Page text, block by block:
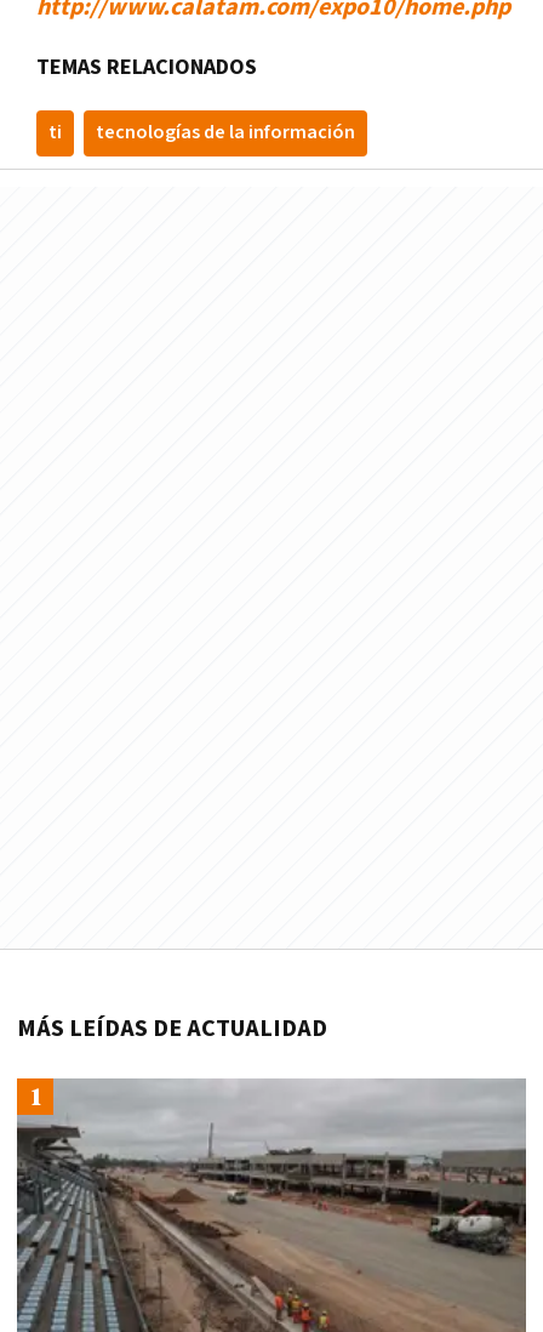
http://www.calatam.com/expo10/home.php
TEMAS RELACIONADOS
ti tecnologí­as de la información
MÁS LEÍDAS DE ACTUALIDAD